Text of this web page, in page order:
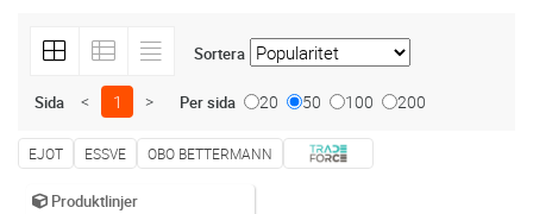
Sortera
Sida < 1 > Per sida 20 50 100 200
EJOT ESSVE OBO BETTERMANN
Produktlinjer